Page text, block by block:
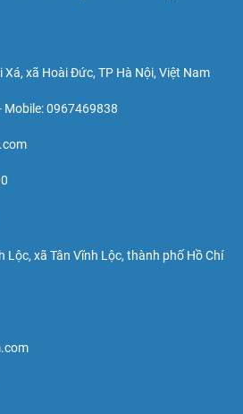
Xá, xã Hoài Đức, TP Hà Nội, Việt Nam
Mobile: 0967469838
Lộc, xã Tân Vĩnh Lộc, thành phố Hồ Chí